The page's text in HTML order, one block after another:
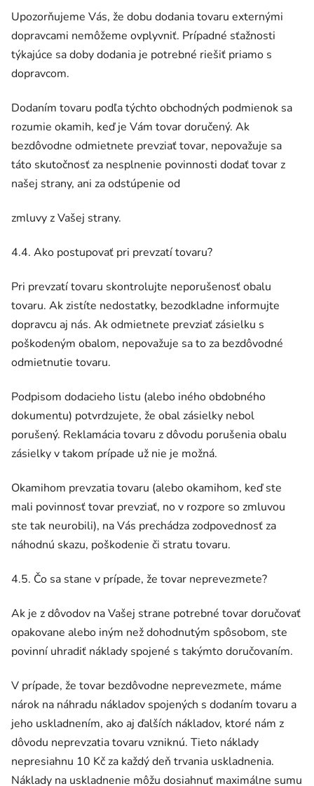
Upozorňujeme Vás, že dobu dodania tovaru externými
dopravcami nemôžeme ovplyvniť. Prípadné sťažnosti
týkajúce sa doby dodania je potrebné riešiť priamo s
dopravcom.
Dodaním tovaru podľa týchto obchodných podmienok sa
rozumie okamih, keď je Vám tovar doručený. Ak
bezdôvodne odmietnete prevziať tovar, nepovažuje sa
táto skutočnosť za nesplnenie povinnosti dodať tovar z
našej strany, ani za odstúpenie od
zmluvy z Vašej strany.
4.4. Ako postupovať pri prevzatí tovaru?
Pri prevzatí tovaru skontrolujte neporušenosť obalu
tovaru. Ak zistíte nedostatky, bezodkladne informujte
dopravcu aj nás. Ak odmietnete prevziať zásielku s
poškodeným obalom, nepovažuje sa to za bezdôvodné
odmietnutie tovaru.
Podpisom dodacieho listu (alebo iného obdobného
dokumentu) potvrdzujete, že obal zásielky nebol
porušený. Reklamácia tovaru z dôvodu porušenia obalu
zásielky v takom prípade už nie je možná.
Okamihom prevzatia tovaru (alebo okamihom, keď ste
mali povinnosť tovar prevziať, no v rozpore so zmluvou
ste tak neurobili), na Vás prechádza zodpovednosť za
náhodnú skazu, poškodenie či stratu tovaru.
4.5. Čo sa stane v prípade, že tovar neprevezmete?
Ak je z dôvodov na Vašej strane potrebné tovar doručovať
opakovane alebo iným než dohodnutým spôsobom, ste
povinní uhradiť náklady spojené s takýmto doručovaním.
V prípade, že tovar bezdôvodne neprevezmete, máme
nárok na náhradu nákladov spojených s dodaním tovaru a
jeho uskladnením, ako aj ďalších nákladov, ktoré nám z
dôvodu neprevzatia tovaru vzniknú. Tieto náklady
nepresiahnu 10 Kč za každý deň trvania uskladnenia.
Náklady na uskladnenie môžu dosiahnuť maximálne sumu